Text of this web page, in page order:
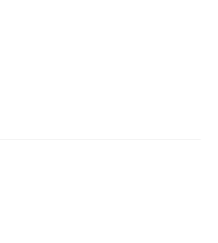
!
navigation, vous pouvez
un acteur majeur de